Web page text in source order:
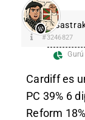
#3246827
Cardiff es
PC 39% 6
Reform